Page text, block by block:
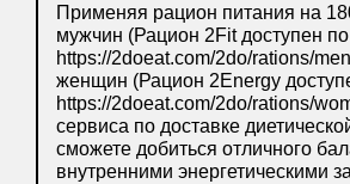
Применяя рацион питания на
мужчин (Рацион 2Fit доступен
https://2doeat.com/2do/rations/
женщин (Рацион 2Energy
https://2doeat.com/2do/rations/
сервиса по доставке
сможете добиться отличного
внутренними энергетическими